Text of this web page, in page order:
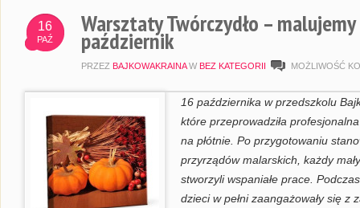
16
PAŹ
Warsztaty Twórczydło –
październik
PRZEZ BAJKOWAKRAINA W BEZ KATEGORII MOŻLIWOŚĆ
16 października w przedszkolu
które przeprowadziła
na płótnie. Po przygotowaniu
przyrządów malarskich, każdy
stworzyli wspaniałe prace.
dzieci w pełni zaangażowały się z